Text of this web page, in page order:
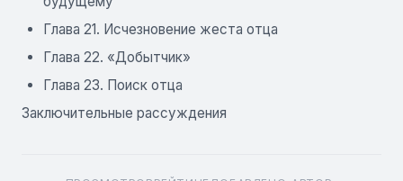
Глава 21. Исчезновение жеста отца
Глава 22. «Добытчик»
Глава 23. Поиск отца
Заключительные рассуждения